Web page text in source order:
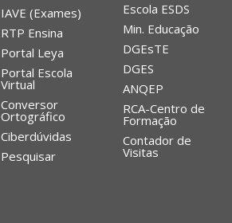
IAVE (Exames)
RTP Ensina
Portal Leya
Portal Escola
Virtual
Conversor
Ortográfico
Ciberdúvidas
Pesquisar
Escola ESDS
Min. Educação
DGEsTE
DGES
ANQEP
RCA-Centro de
Formação
Contador de
Visitas